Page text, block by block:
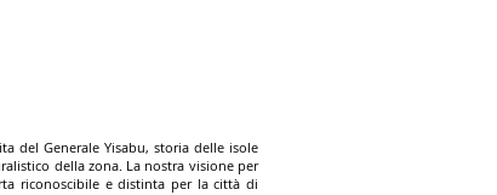
del Generale Yisabu, storia delle isole
della zona. La nostra visione per
riconoscibile e distinta per la città di